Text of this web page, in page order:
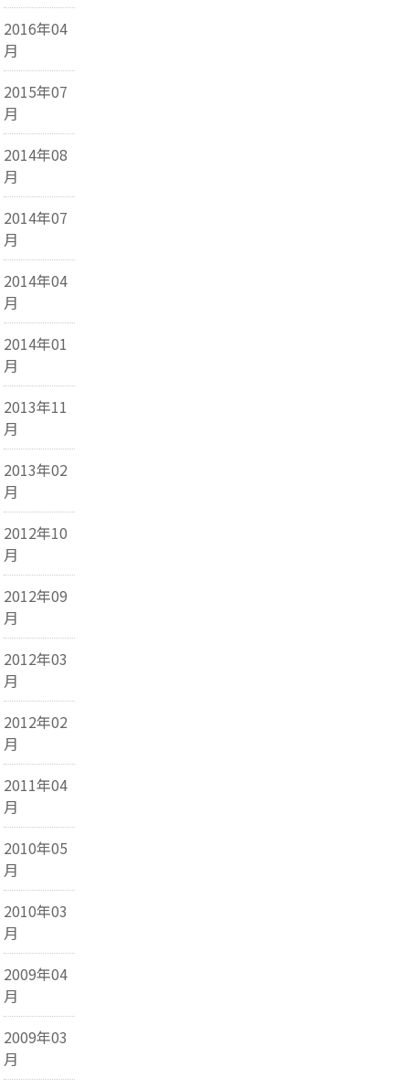
2016年04
月
2015年07
月
2014年08
月
2014年07
月
2014年04
月
2014年01
月
2013年11
月
2013年02
月
2012年10
月
2012年09
月
2012年03
月
2012年02
月
2011年04
月
2010年05
月
2010年03
月
2009年04
月
2009年03
月